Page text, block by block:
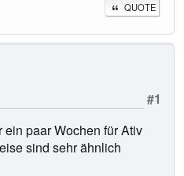
QUOTE
#1
paar Wochen für Ativ
sind sehr ähnlich